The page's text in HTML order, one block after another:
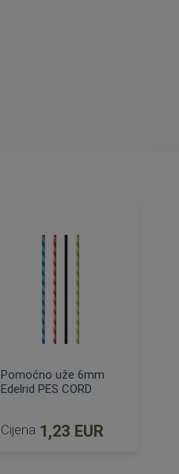
Pomoćno uže 6mm
Edelrid PES CORD
Cijena 1,23 EUR